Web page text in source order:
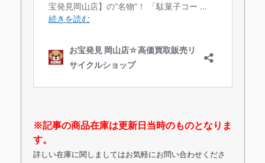
※記事の商品在庫は更新日当時のものとなりま
す。
詳しい在庫に関しましてはお気軽にお問い合わせくださ